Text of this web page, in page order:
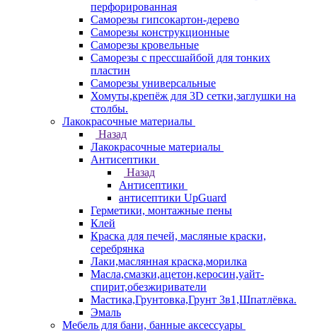
перфорированная
Саморезы гипсокартон-дерево
Саморезы конструкционные
Саморезы кровельные
Саморезы с прессшайбой для тонких
пластин
Саморезы универсальные
Хомуты,крепёж для 3D сетки,заглушки на
столбы.
Лакокрасочные материалы
Назад
Лакокрасочные материалы
Антисептики
Назад
Антисептики
антисептики UpGuard
Герметики, монтажные пены
Клей
Краска для печей, масляные краски,
серебрянка
Лаки,маслянная краска,морилка
Масла,смазки,ацетон,керосин,уайт-
спирит,обезжириватели
Мастика,Грунтовка,Грунт 3в1,Шпатлёвка.
Эмаль
Мебель для бани, банные аксессуары